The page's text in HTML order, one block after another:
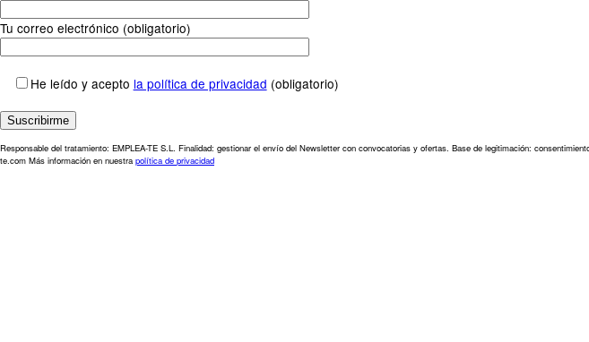
Tu correo electrónico (obligatorio)
He leído y acepto la política de privacidad (obligatorio)
Responsable del tratamiento: EMPLEA-TE S.L. Finalidad: gestionar el envío del Newsletter con convocatorias y ofertas. Base de legitimación:
te.com Más información en nuestra política de privacidad